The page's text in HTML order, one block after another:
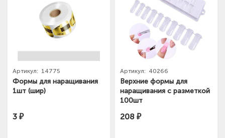
Артикул: 14775
Формы для наращивания
1шт (шир)
3 ₽
Артикул: 40266
Верхние формы для
наращивания с разметкой
100шт
208 ₽